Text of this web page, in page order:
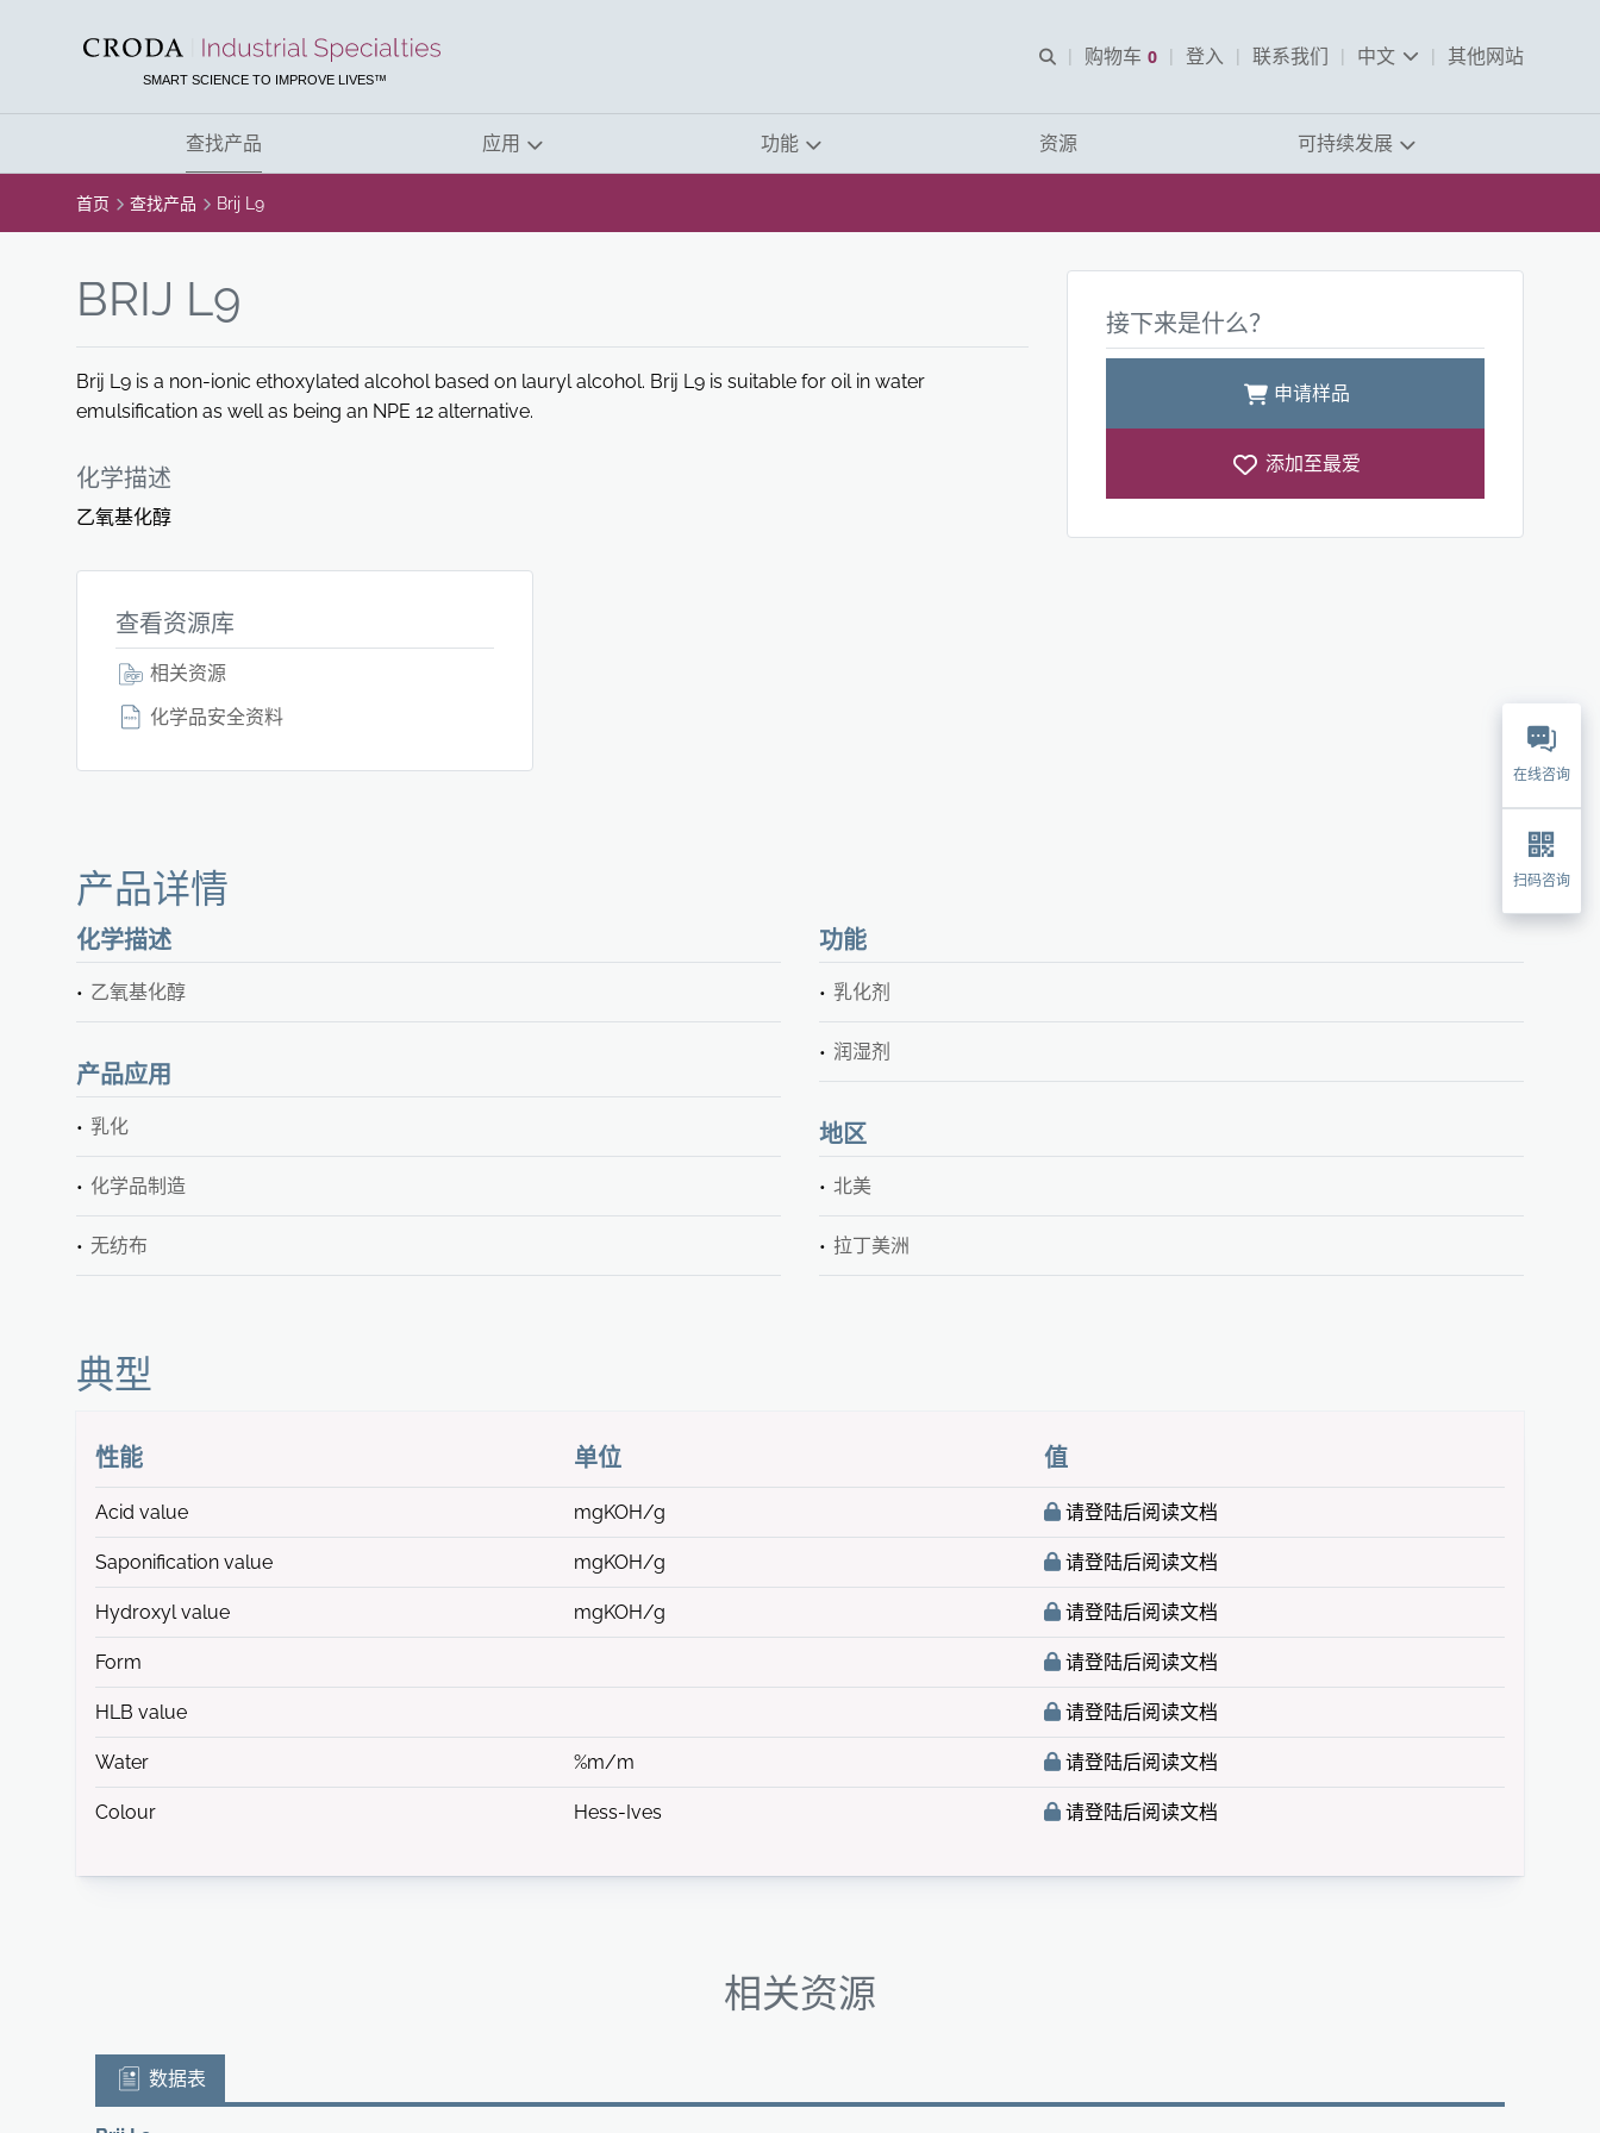
SMART SCIENCE TO IMPROVE LIVES™
Open Search
购物车 0
查看购物车
登入 联系我们 中文 其他网站
查找产品 应用 功能 资源 可持续发展
首页 查找产品 Brij L9
BRIJ L9
Brij L9 is a non-ionic ethoxylated alcohol based on lauryl alcohol. Brij L9 is suitable for oil in water
emulsification as well as being an NPE 12 alternative.
化学描述
乙氧基化醇
接下来是什么？
申请样品
添加至最爱
查看资源库
相关资源
化学品安全资料
产品详情
化学描述
乙氧基化醇
功能
乳化剂
润湿剂
产品应用
乳化
化学品制造
无纺布
地区
北美
拉丁美洲
典型
性能 单位 值
Acid value mgKOH/g 请登陆后阅读文档
Saponification value mgKOH/g 请登陆后阅读文档
Hydroxyl value mgKOH/g 请登陆后阅读文档
Form 请登陆后阅读文档
HLB value 请登陆后阅读文档
Water %m/m 请登陆后阅读文档
Colour Hess-Ives 请登陆后阅读文档
相关资源
数据表
在线咨询
扫码咨询